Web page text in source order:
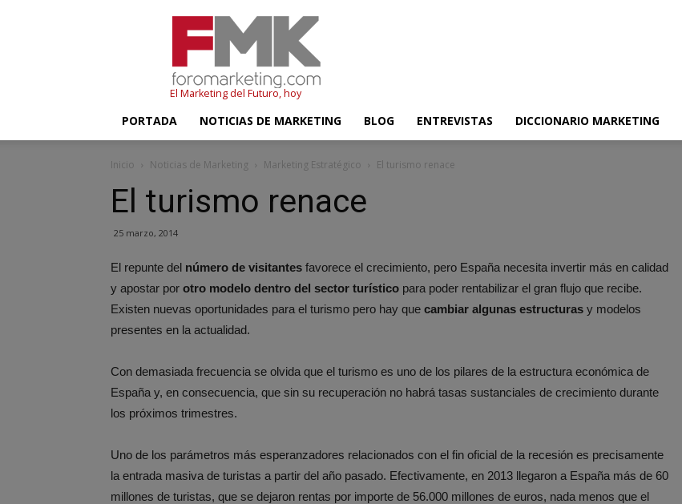
El Marketing del Futuro, hoy
PORTADA NOTICIAS DE MARKETING BLOG ENTREVISTAS DICCIONARIO MARKETING
Inicio Noticias de Marketing Marketing Estratégico El turismo renace
El turismo renace
25 marzo, 2014
El repunte del número de visitantes favorece el crecimiento, pero España necesita invertir más en calidad
y apostar por otro modelo dentro del sector turístico para poder rentabilizar el gran flujo que recibe.
Existen nuevas oportunidades para el turismo pero hay que cambiar algunas estructuras y modelos
presentes en la actualidad.
Con demasiada frecuencia se olvida que el turismo es uno de los pilares de la estructura económica de
España y, en consecuencia, que sin su recuperación no habrá tasas sustanciales de crecimiento durante
los próximos trimestres.
Uno de los parámetros más esperanzadores relacionados con el fin oficial de la recesión es precisamente
la entrada masiva de turistas a partir del año pasado. Efectivamente, en 2013 llegaron a España más de 60
millones de turistas, que se dejaron rentas por importe de 56.000 millones de euros, nada menos que el